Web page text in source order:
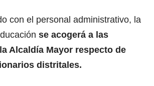
con el personal administrativo, la
se acogerá a las
Alcaldía Mayor respecto de
distritales.